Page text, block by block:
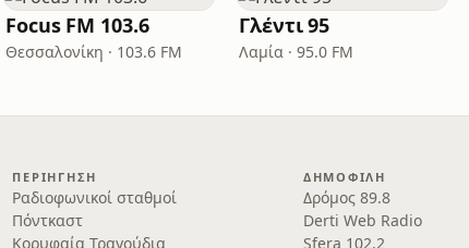
Focus FM 103.6
Θεσσαλονίκη · 103.6 FM
Γλέντι 95
Λαμία · 95.0 FM
ΠΕΡΙΉΓΗΣΗ
Ραδιοφωνικοί σταθμοί
Πόντκαστ
Κορυφαία Τραγούδια
ΔΗΜΟΦΙΛΉ
Δρόμος 89.8
Derti Web Radio
Sfera 102.2